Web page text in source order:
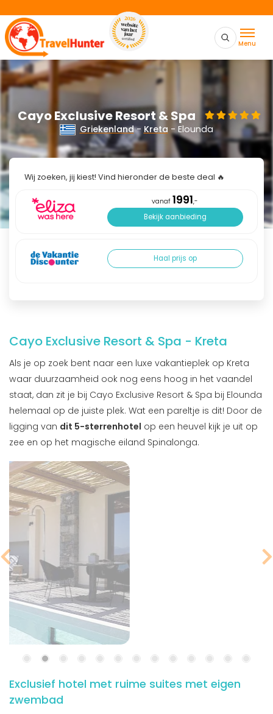
Menu
Cayo Exclusive Resort & Spa
Griekenland- Kreta - Elounda
Wij zoeken, jij kiest! Vind hieronder de beste deal 🔥
vanaf 1991,-
Bekijk aanbieding
Haal prijs op
Cayo Exclusive Resort & Spa - Kreta
Als je op zoek bent naar een luxe vakantieplek op Kreta
waar duurzaamheid ook nog eens hoog in het vaandel
staat, dan zit je bij Cayo Exclusive Resort & Spa bij Elounda
helemaal op de juiste plek. Wat een pareltje is dit! Door de
ligging van dit 5-sterrenhotel op een heuvel kijk je uit op
zee en op het magische eiland Spinalonga.
Exclusief hotel met ruime suites met eigen
zwembad